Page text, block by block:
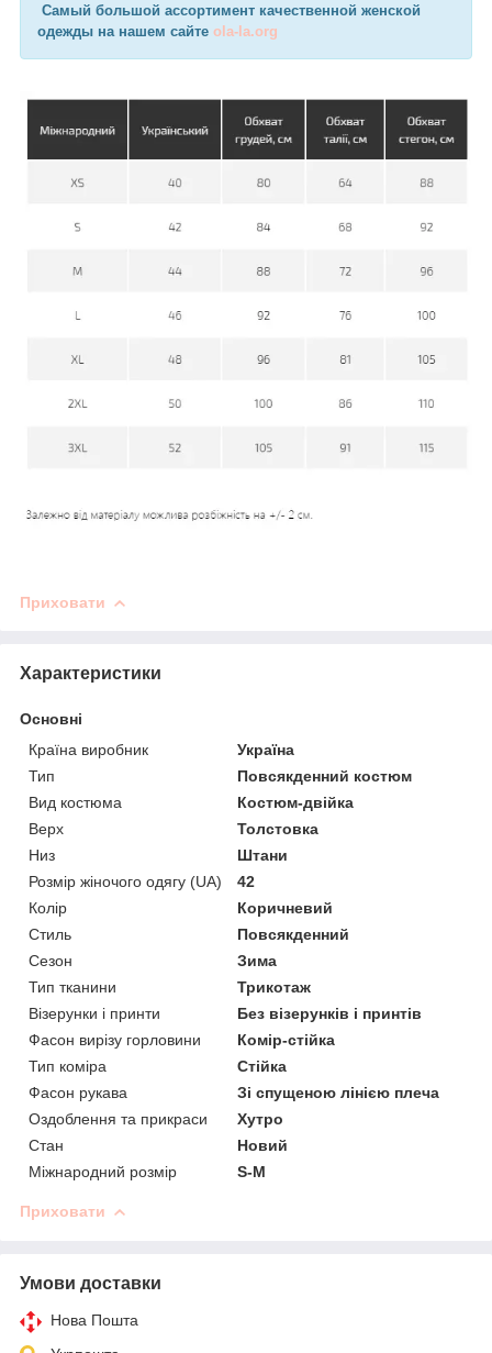
Самый большой ассортимент качественной женской
одежды на нашем сайте ola-la.org
Приховати
Характеристики
Основні
Країна виробник
Україна
Тип
Повсякденний костюм
Вид костюма
Костюм-двійка
Верх
Толстовка
Низ
Штани
Розмір жіночого одягу (UA)
42
Колір
Коричневий
Стиль
Повсякденний
Сезон
Зима
Тип тканини
Трикотаж
Візерунки і принти
Без візерунків і принтів
Фасон вирізу горловини
Комір-стійка
Тип коміра
Стійка
Фасон рукава
Зі спущеною лінією плеча
Оздоблення та прикраси
Хутро
Стан
Новий
Міжнародний розмір
S-M
Приховати
Умови доставки
Нова Пошта